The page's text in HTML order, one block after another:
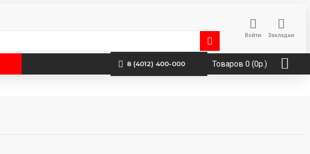
Войти Закладки
8 (4012) 400-000 Товаров 0 (0р.)